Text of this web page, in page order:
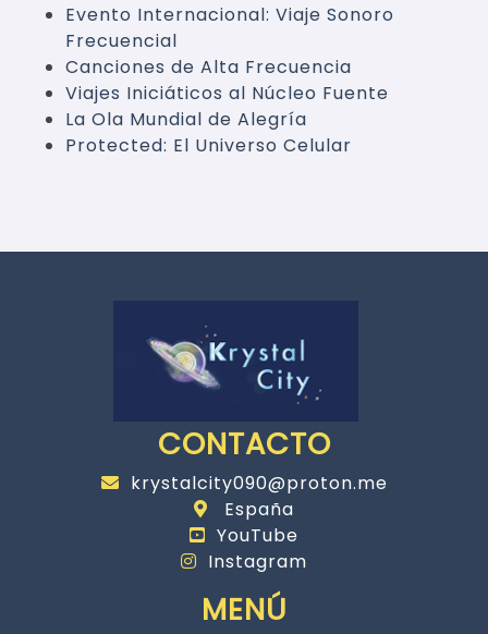
Evento Internacional: Viaje Sonoro
Frecuencial
Canciones de Alta Frecuencia
Viajes Iniciáticos al Núcleo Fuente
La Ola Mundial de Alegría
Protected: El Universo Celular
CONTACTO
krystalcity090@proton.me
España
YouTube
Instagram
MENÚ